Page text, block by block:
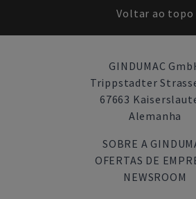
Voltar ao topo
GINDUMAC
Trippstadter
67663
Alemanha
SOBRE A
OFERTAS DE
NEWSROOM